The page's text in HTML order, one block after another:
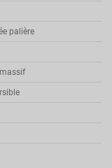
palière